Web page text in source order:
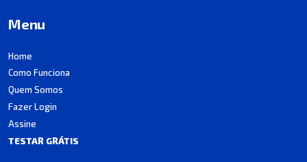
Menu
Home
Como Funciona
Quem Somos
Fazer Login
Assine
TESTAR GRÁTIS